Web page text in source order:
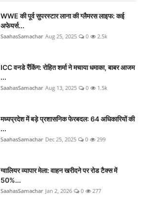
WWE की पूर्व सुपरस्टार लाना की ग्लैमरस लाइफ: कई
अफेयर्स...
SaahasSamachar Aug 25, 2025 0 2.5k
ICC वनडे रैंकिंग: रोहित शर्मा ने मचाया धमाका, बाबर आजम
...
SaahasSamachar Aug 13, 2025 0 1.5k
मध्यप्रदेश में बड़े प्रशासनिक फेरबदल: 64 अधिकारियों की
...
SaahasSamachar Dec 25, 2025 0 299
ग्वालियर व्यापार मेला: वाहन खरीदने पर रोड टैक्स में
50%...
SaahasSamachar Jan 2, 2026 0 277